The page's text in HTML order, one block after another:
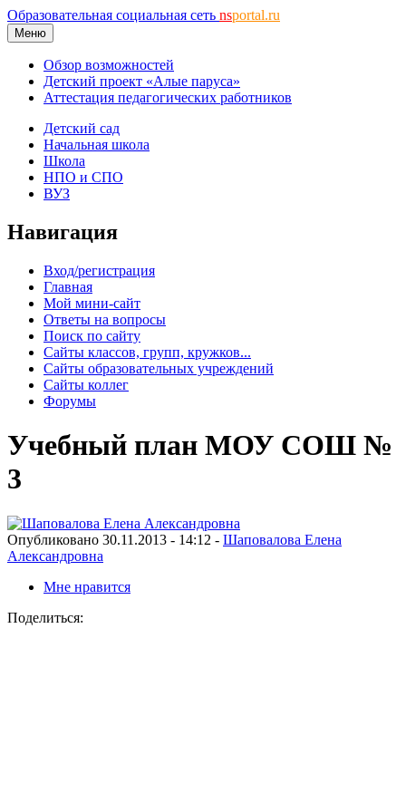
Образовательная социальная сеть nsportal.ru
Меню
Обзор возможностей
Детский проект «Алые паруса»
Аттестация педагогических работников
Детский сад
Начальная школа
Школа
НПО и СПО
ВУЗ
Навигация
Вход/регистрация
Главная
Мой мини-сайт
Ответы на вопросы
Поиск по сайту
Сайты классов, групп, кружков...
Сайты образовательных учреждений
Сайты коллег
Форумы
Учебный план МОУ СОШ №
3
Опубликовано 30.11.2013 - 14:12 - Шаповалова Елена
Александровна
Мне нравится
Поделиться: